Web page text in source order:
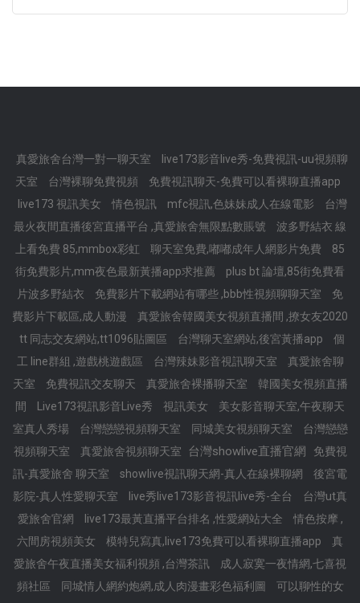
真愛旅舍台灣一對一聊天室
live173影音live秀-免費視訊-uu視頻聊
天室
台灣裸聊免費視頻
免費視訊聊天-免費可以看裸聊直播app
live173 視訊美女
情色視訊 mfc視訊,色妹妹成人在線電影
台灣
最火夜間直播後宮直播平台 ,真愛旅舍無限點數賬號
波多野結衣 線
上看免費 85,mmbox彩虹
聊天室免費,嘟嘟成年人網影片免費
85
街免費影片,mm夜色最新黃播app求推薦
plus bt 論壇,85街免費看
片波多野結衣
免費影片下載網站有哪些 ,bbb性視頻聊聊天室
免
費影片下載區,成人動漫
真愛旅舍韓國美女視頻直播間 ,撩女友2020
tt 同志交友網站,tt1096貼圖區
台灣聊天室網站,後宮黃播app
個
工 line群組 ,遊戲桃遊戲區
台灣辣妹影音視訊聊天室
真愛旅舍聊
天室
免費視訊交友聊天 真愛旅舍裸播聊天室
韓國美女視頻直播
間
Live173視訊影音Live秀 視訊美女
美女影音聊天室,午夜聊天
室真人秀場
台灣戀戀視頻聊天室 同城美女視頻聊天室
台灣戀戀
視頻聊天室
真愛旅舍視頻聊天室 台灣showlive直播官網
免費視
訊-真愛旅舍 聊天室
showlive視訊聊天網-真人在線裸聊網
後宮電
影院-真人性愛聊天室
live秀live173影音視訊live秀-全台
台灣ut真
愛旅舍官網
live173最黃直播平台排名 ,性愛網站大全
情色按摩 ,
六間房視頻美女
模特兒寫真,live173免費可以看裸聊直播app
真
愛旅舍午夜直播美女福利視頻 ,台灣茶訊
成人寂寞一夜情網,七喜視
頻社區
同城情人網約炮網,成人肉漫畫彩色福利圖
可以聊性的女